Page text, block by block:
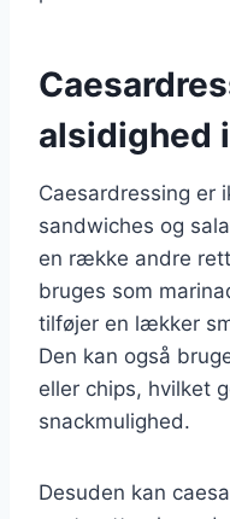
alsidighed
Caesardressing er
sandwiches og
en række andre
bruges som
tilføjer en lækker
Den kan også
eller chips, hvilket
snackmulighed.
Desuden kan